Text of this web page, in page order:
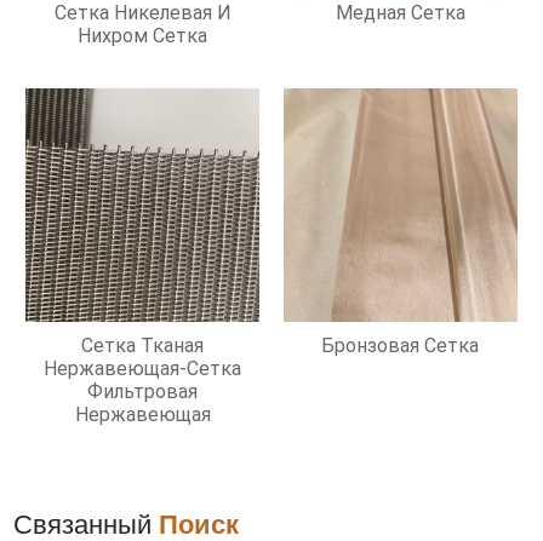
Сетка Никелевая И
Нихром Сетка
Медная Сетка
Сетка Тканая
Нержавеющая-Сетка
Фильтровая
Нержавеющая
Бронзовая Сетка
Связанный Поиск